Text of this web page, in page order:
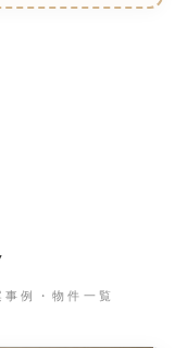
例・物件一覧